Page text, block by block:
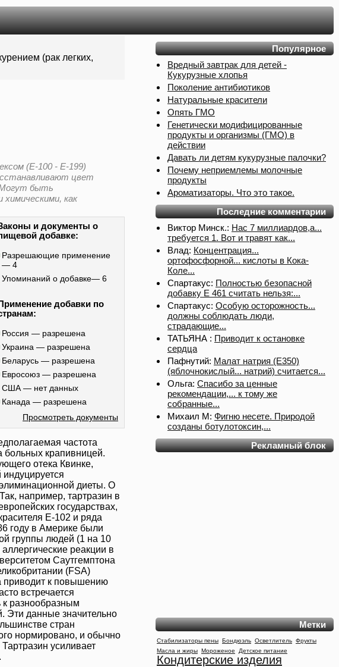
Популярное
Вредный завтрак для детей -
Кукурузные хлопья
Поколение антибиотиков
Натуральные красители
Опять ГМО
Генетически модифицированные
продукты и организмы (ГМО) в
действии
Давать ли детям кукурузные палочки?
Почему неприемлемы молочные
продукты
Ароматизаторы. Что это такое.
Последние комментарии
Виктор Минск.: Нас 7 миллиардов,а...
требуется 1. Вот и травят как...
Влад: Концентрация...
ортофосфорной... кислоты в Кока-
Коле...
Спартакус: Полностью безопасной
добавку Е 461 считать нельзя:...
Спартакус: Особую осторожность...
должны соблюдать люди,
страдающие...
ТАТЬЯНА : Приводит к остановке
сердца
Пафнутий: Малат натрия (E350)
(яблочнокислый... натрий) считается...
Ольга: Спасибо за ценные
рекомендации,... к тому же
собранные...
Михаил М: Фигню несете. Природой
созданы ботулотоксин,...
Рекламный блок
Метки
Стабилизаторы пены Бондюэль Осветлитель Фрукты
Масла и жиры Мороженое Детское питание
Кондитерские изделия
(рак легких,
(E-100 - E-199)
цвет
Могут быть
как
и документы о
добавке:
Разрешающие применение
— 4
Упоминаний о добавке— 6
добавки по
Россия — разрешена
Украина — разрешена
Беларусь — разрешена
Евросоюз — разрешена
США — нет данных
Канада — разрешена
Просмотреть документы
частота
больных крапивницей.
отека Квинке,
диеты. О
например, тартразин в
государствах,
Е-102 и ряда
году в Америке были
группы людей (1 на 10
реакции в
Саутгемптона
(FSA)
приводит к повышению
встречается
к разнообразным
Эти данные значительно
стран
нормировано, и обычно
Тартразин усиливает
.